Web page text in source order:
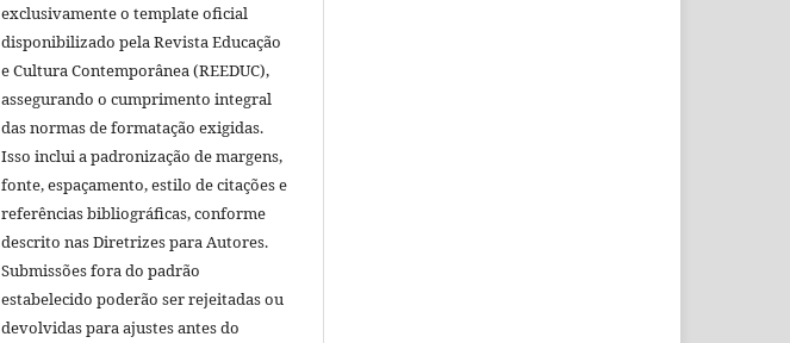
exclusivamente o template oficial
disponibilizado pela Revista Educação
e Cultura Contemporânea (REEDUC),
assegurando o cumprimento integral
das normas de formatação exigidas.
Isso inclui a padronização de margens,
fonte, espaçamento, estilo de citações e
referências bibliográficas, conforme
descrito nas Diretrizes para Autores.
Submissões fora do padrão
estabelecido poderão ser rejeitadas ou
devolvidas para ajustes antes do